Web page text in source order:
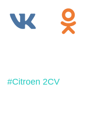
#Citroen 2CV